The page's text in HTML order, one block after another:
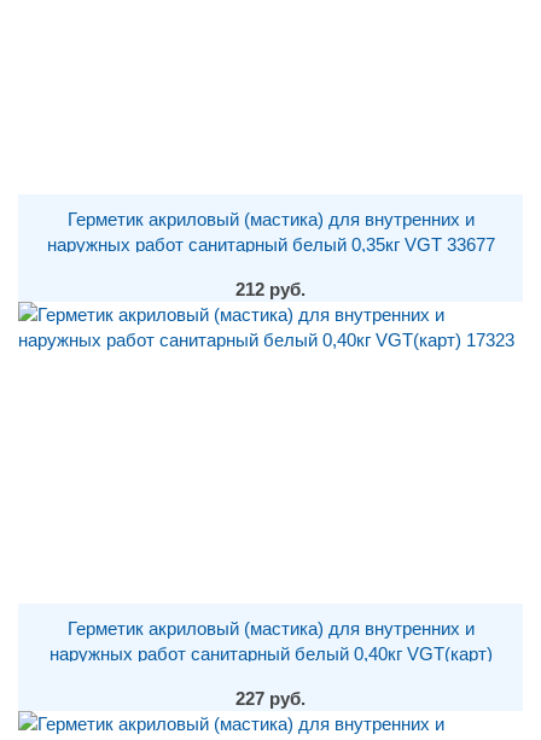
Герметик акриловый (мастика) для внутренних и
наружных работ санитарный белый 0,35кг VGT 33677
212 руб.
Герметик акриловый (мастика) для внутренних и
наружных работ санитарный белый 0,40кг VGT(карт)
227 руб.